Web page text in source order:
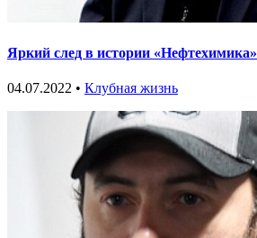
Яркий след в истории «Нефтехимика»
04.07.2022 • Клубная жизнь